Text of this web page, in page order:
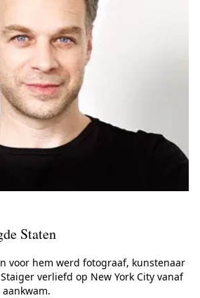
Staten
voor hem werd fotograaf, kunstenaar
verliefd op New York City vanaf